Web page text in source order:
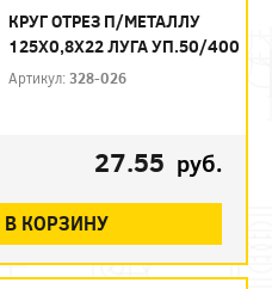
КРУГ ОТРЕЗ П/МЕТАЛЛУ
125Х0,8Х22 ЛУГА УП.50/400
Артикул: 328-026
27.55 руб.
В КОРЗИНУ